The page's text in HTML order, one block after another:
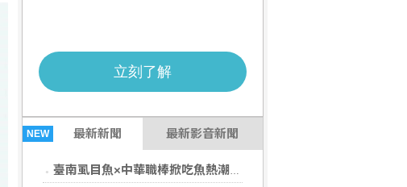
NEW 最新新聞 最新影音新聞
臺南虱目魚×中華職棒掀吃魚熱潮！即日全聯滿額優惠再抽棒球好禮